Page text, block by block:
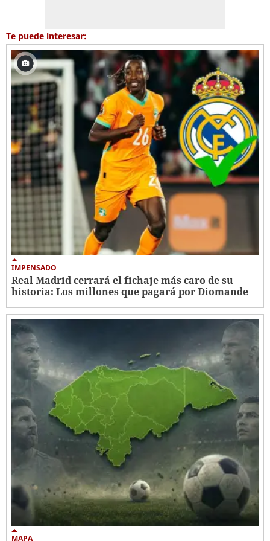
Te puede interesar:
IMPENSADO
Real Madrid cerrará el fichaje más caro de su
historia: Los millones que pagará por Diomande
MAPA